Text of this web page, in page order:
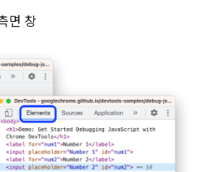
면 창